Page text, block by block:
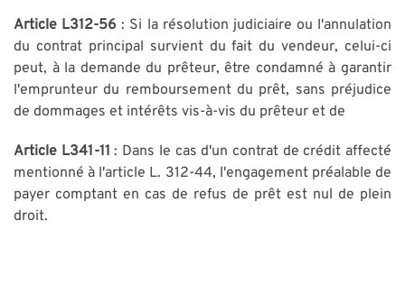
Article L312-56 : Si la résolution judiciaire ou l'annulation
du contrat principal survient du fait du vendeur, celui-ci
peut, à la demande du prêteur, être condamné à garantir
l'emprunteur du remboursement du prêt, sans préjudice
de dommages et intérêts vis-à-vis du prêteur et de
Article L341-11 : Dans le cas d'un contrat de crédit affecté
mentionné à l'article L. 312-44, l'engagement préalable de
payer comptant en cas de refus de prêt est nul de plein
droit.